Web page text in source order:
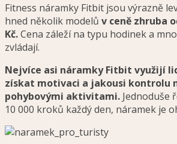
Fitness náramky Fitbit jsou výrazně
hned několik modelů v ceně zhruba
Kč.Cena záleží na typu hodinek a
zvládají.
Nejvíce asi náramky Fitbit využijí
získat motivaci a jakousi kontrolu
pohybovými aktivitami. Jednoduše
10 000 kroků každý den, náramek je